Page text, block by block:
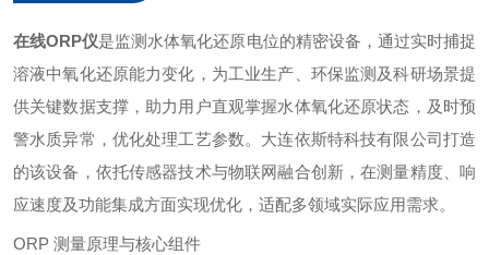
在线ORP仪是监测水体氧化还原电位的精密设备，通过实时捕捉
溶液中氧化还原能力变化，为工业生产、环保监测及科研场景提
供关键数据支撑，助力用户直观掌握水体氧化还原状态，及时预
警水质异常，优化处理工艺参数。大连依斯特科技有限公司打造
的该设备，依托传感器技术与物联网融合创新，在测量精度、响
应速度及功能集成方面实现优化，适配多领域实际应用需求。
ORP 测量原理与核心组件